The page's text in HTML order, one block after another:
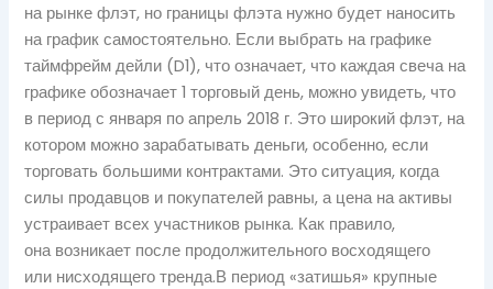
на рынке флэт, но границы флэта нужно будет наносить
на график самостоятельно. Если выбрать на графике
таймфрейм дейли (D1), что означает, что каждая свеча на
графике обозначает 1 торговый день, можно увидеть, что
в период с января по апрель 2018 г. Это широкий флэт, на
котором можно зарабатывать деньги, особенно, если
торговать большими контрактами. Это ситуация, когда
силы продавцов и покупателей равны, а цена на активы
устраивает всех участников рынка. Как правило,
она возникает после продолжительного восходящего
или нисходящего тренда.В период «затишья» крупные